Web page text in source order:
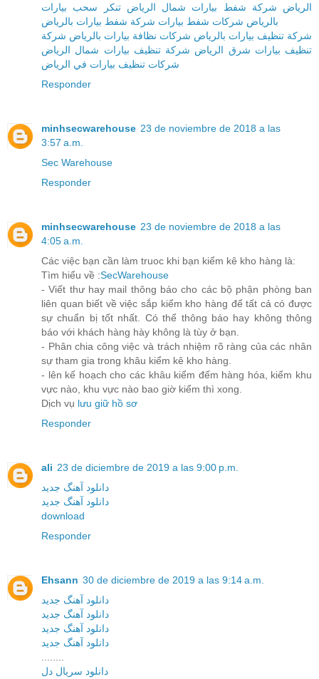
الرياض شركة شفط بيارات شمال الرياض تنكر سحب بيارات
بالرياض شركات شفط بيارات شركة شفط بيارات بالرياض
شركة تنظيف بيارات بالرياض شركات نظافة بيارات بالرياض شركة
تنظيف بيارات شرق الرياض شركة تنظيف بيارات شمال الرياض
شركات تنظيف بيارات في الرياض
Responder
minhsecwarehouse 23 de noviembre de 2018 a las
3:57 a.m.
Sec Warehouse
Responder
minhsecwarehouse 23 de noviembre de 2018 a las
4:05 a.m.
Các việc bạn cần làm truoc khi bạn kiểm kê kho hàng là:
Tìm hiểu về :SecWarehouse
- Viết thư hay mail thông báo cho các bộ phận phòng ban
liên quan biết về việc sắp kiểm kho hàng để tất cả có được
sự chuẩn bị tốt nhất. Có thể thông báo hay không thông
báo với khách hàng hày không là tùy ở bạn.
- Phân chia công việc và trách nhiệm rõ ràng của các nhân
sự tham gia trong khâu kiểm kê kho hàng.
- lên kế hoạch cho các khâu kiểm đếm hàng hóa, kiểm khu
vực nào, khu vực nào bao giờ kiểm thì xong.
Dịch vụ lưu giữ hồ sơ
Responder
ali 23 de diciembre de 2019 a las 9:00 p.m.
دانلود آهنگ جدید
دانلود آهنگ جدید
download
Responder
Ehsann 30 de diciembre de 2019 a las 9:14 a.m.
دانلود آهنگ جدید
دانلود آهنگ جدید
دانلود آهنگ جدید
دانلود آهنگ جدید
........
دانلود سریال دل